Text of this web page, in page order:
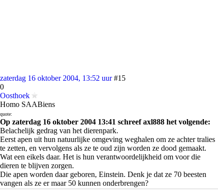
zaterdag 16 oktober 2004, 13:52 uur #15
0
Oosthoek
Homo SAABiens
quote:
Op zaterdag 16 oktober 2004 13:41 schreef axl888 het volgende:
Belachelijk gedrag van het dierenpark.
Eerst apen uit hun natuurlijke omgeving weghalen om ze achter tralies
te zetten, en vervolgens als ze te oud zijn worden ze dood gemaakt.
Wat een eikels daar. Het is hun verantwoordelijkheid om voor die
dieren te blijven zorgen.
Die apen worden daar geboren, Einstein. Denk je dat ze 70 beesten
vangen als ze er maar 50 kunnen onderbrengen?
daarna schilderde ik mijn schaduw